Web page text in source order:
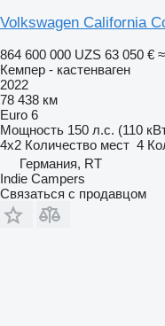
Volkswagen California
864 600 000 UZS 63 050 €
Кемпер - кастенваген
2022
78 438 км
Euro 6
Мощность 150 л.с. (110
4x2 Количество мест 4
Германия, RT
Indie Campers
Связаться с продавцом